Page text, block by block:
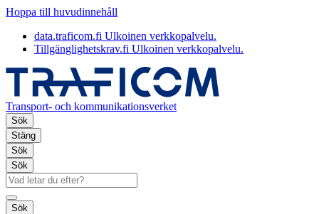
Hoppa till huvudinnehåll
data.traficom.fi Ulkoinen verkkopalvelu.
Tillgänglighetskrav.fi Ulkoinen verkkopalvelu.
Transport- och kommunikationsverket
Sök
Stäng
Sök
Sök
Sök